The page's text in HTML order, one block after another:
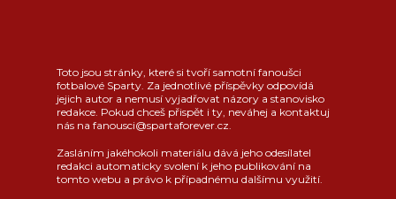
Toto jsou stránky, které si tvoří samotní fanoušci
fotbalové Sparty. Za jednotlivé příspěvky odpovídá
jejich autor a nemusí vyjadřovat názory a stanovisko
redakce. Pokud chceš přispět i ty, neváhej a kontaktuj
nás na fanousci@spartaforever.cz.
Zasláním jakéhokoli materiálu dává jeho odesílatel
redakci automaticky svolení k jeho publikování na
tomto webu a právo k případnému dalšímu využití.